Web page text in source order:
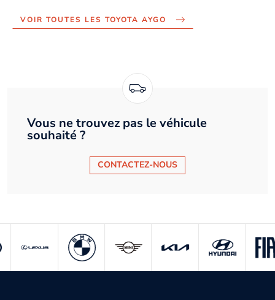
VOIR TOUTES LES TOYOTA AYGO
Vous ne trouvez pas le véhicule
souhaité ?
CONTACTEZ-NOUS